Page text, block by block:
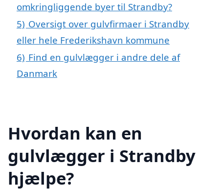
omkringliggende byer til Strandby?
5) Oversigt over gulvfirmaer i Strandby
eller hele Frederikshavn kommune
6) Find en gulvlægger i andre dele af
Danmark
Hvordan kan en
gulvlægger i Strandby
hjælpe?